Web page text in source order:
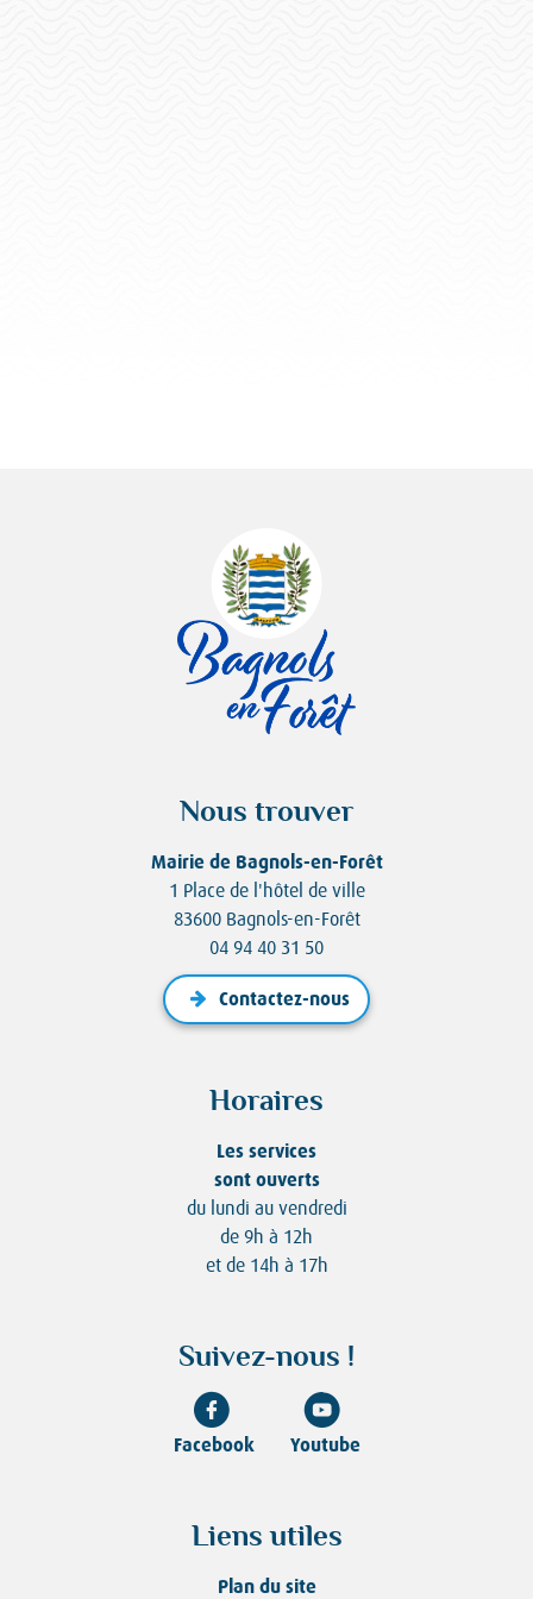
Nous trouver
Mairie de Bagnols-en-Forêt
1 Place de l'hôtel de ville
83600 Bagnols-en-Forêt
04 94 40 31 50
Contactez-nous
Horaires
Les services
sont ouverts
du lundi au vendredi
de 9h à 12h
et de 14h à 17h
Suivez-nous !
Facebook Youtube
Liens utiles
Plan du site